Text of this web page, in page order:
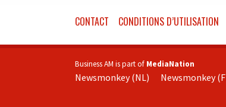
CONTACT CONDITIONS D’UTILISATION
Business AM is part of MediaNation
Newsmonkey (NL) Newsmonkey